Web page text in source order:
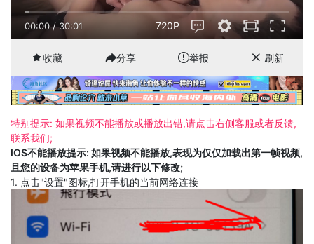
00:00/30:01 720P
收藏 分享 举报 刷新
特别提示: 如果视频不能播放或播放出错,请点击右侧客服或者反馈,
联系我们;
IOS不能播放提示: 如果视频不能播放,表现为仅仅加载出第一帧视频,
且您的设备为苹果手机,请进行以下修改;
1. 点击"设置"图标,打开手机的当前网络连接